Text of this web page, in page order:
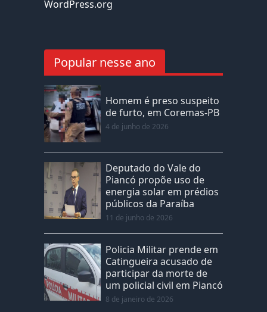
WordPress.org
Popular nesse ano
Homem é preso suspeito
de furto, em Coremas-PB
4 de junho de 2026
Deputado do Vale do
Piancó propõe uso de
energia solar em prédios
públicos da Paraíba
11 de junho de 2026
Policia Militar prende em
Catingueira acusado de
participar da morte de
um policial civil em Piancó
8 de janeiro de 2026